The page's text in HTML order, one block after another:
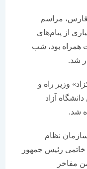
مراسم
پیام‌های
بود، شب
راه و
آزاد
نظام
رئیس جمهور